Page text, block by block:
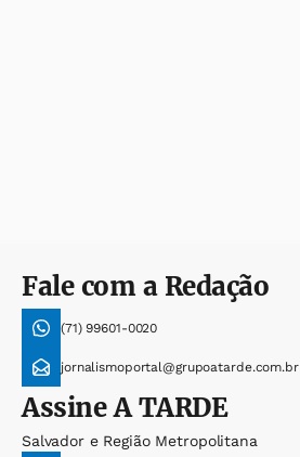
Fale com a Redação
(71) 99601-0020
jornalismoportal@grupoatarde.com.br
AssineA TARDE
Salvador e Região Metropolitana